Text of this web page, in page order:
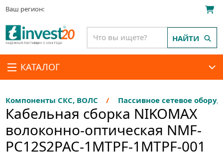
Ваш регион:
КАТАЛОГ
НАЙТИ
Компоненты СКС, ВОЛС Пассивное сетевое
Кабельная сборка NIKOMAX
волоконно-оптическая NMF-
PC12S2PAC-1MTPF-1MTPF-001